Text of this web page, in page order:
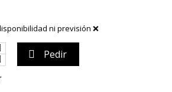
ni previsión ❌
 Pedir